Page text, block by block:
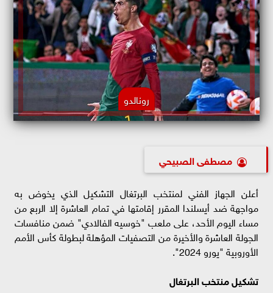
رونالدو
مصطفى الصبيحي
أعلن الجهاز الفني لمنتخب البرتغال التشكيل الذي يخوض به
مواجهة ضد أيسلندا المقرر إقامتها في تمام العاشرة إلا الربع من
مساء اليوم الأحد، على ملعب "خوسيه الفالادي" ضمن منافسات
الجولة العاشرة والأخيرة من التصفيات المؤهلة لبطولة كأس الأمم
الأوروبية "يورو 2024".
تشكيل منتخب البرتغال